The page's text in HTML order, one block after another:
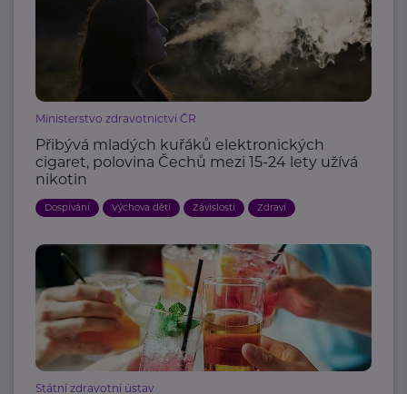
Ministerstvo zdravotnictví ČR
Přibývá mladých kuřáků elektronických
cigaret, polovina Čechů mezi 15-24 lety užívá
nikotin
Dospívání Výchova dětí Závislosti Zdraví
Státní zdravotní ústav